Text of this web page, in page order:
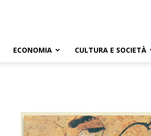
ECONOMIA CULTURA E SOCIETÀ